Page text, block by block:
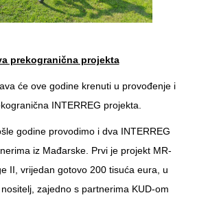
prekogranična projekta
će ove godine krenuti u provođenje i
INTERREG projekta.
godine provodimo i dva INTERREG
iz Mađarske. Prvi je projekt MR-
II, vrijedan gotovo 200 tisuća eura, u
zajedno s partnerima KUD-om